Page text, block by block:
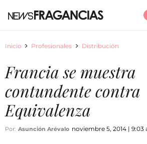
Inicio Profesionales Distribución
Francia se muestra
contundente contra
Equivalenza
Por: Asunción Arévalo noviembre 5, 2014 | 9:03